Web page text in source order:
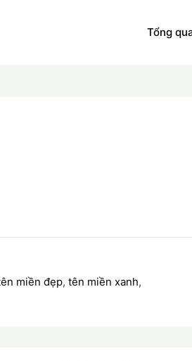
Tổng
miền đẹp, tên miền xanh,